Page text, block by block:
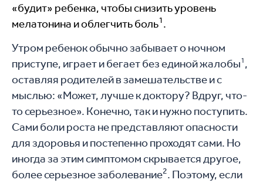
«будит» ребенка, чтобы снизить уровень
мелатонина и облегчить боль1.
Утром ребенок обычно забывает о ночном
приступе, играет и бегает без единой жалобы1 ,
оставляя родителей в замешательстве и с
мыслью: «Может, лучше к доктору? Вдруг, что-
то серьезное». Конечно, так и нужно поступить.
Сами боли роста не представляют опасности
для здоровья и постепенно проходят сами. Но
иногда за этим симптомом скрывается другое,
более серьезное заболевание2. Поэтому, если